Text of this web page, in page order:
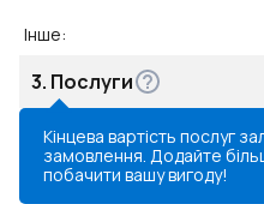
Інше:
3. Послуги
Кінцева вартість послуг
замовлення. Додайте
побачити вашу вигоду!